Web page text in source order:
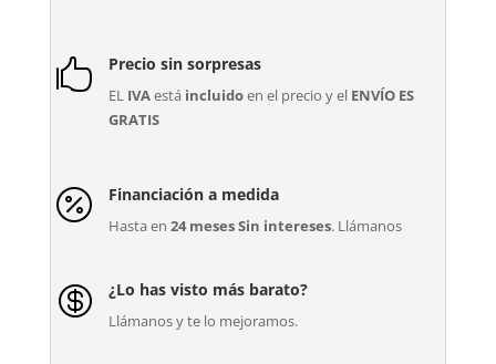
 Precio sin sorpresas
EL IVAestá incluidoen el precio y el ENVÍO ES
GRATIS
 Financiación a medida
Hasta en 24 meses Sin intereses. Llámanos
 ¿Lo has visto más barato?
Llámanos y te lo mejoramos.